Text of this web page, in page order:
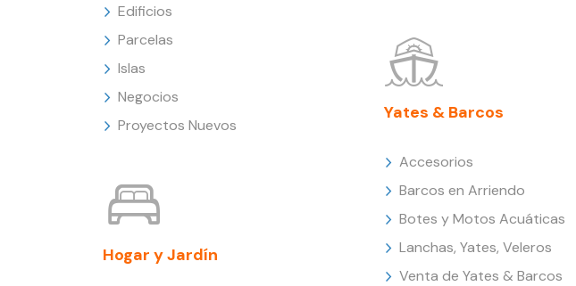
Edificios
Parcelas
Islas
Negocios
Proyectos Nuevos
Hogar y Jardín
Yates & Barcos
Accesorios
Barcos en Arriendo
Botes y Motos Acuáticas
Lanchas, Yates, Veleros
Venta de Yates & Barcos